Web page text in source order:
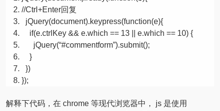
//Ctrl+Enter回复
jQuery(document).keypress(function(e){
if(e.ctrlKey && e.which == 13|| e.which == 10) {
jQuery(“#commentform”).submit();
}
})
});
解释下代码，在 chrome 等现代浏览器中， js 是使用